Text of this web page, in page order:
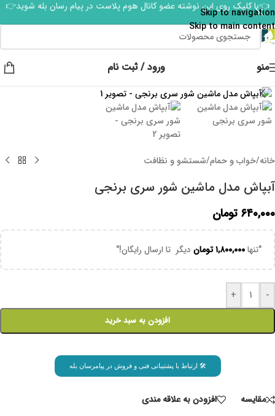
Skip to navigation
Skip to main content
👈با کلیک روی این نوشته عضو کانال هوم پلاست در پیام رسان بله شوید👉
منو ورود / ثبت نام
خانه/خواب و حمام/شستشو و نظافت
آبپاش مدل ماشین شور سری برنجی
۶۴۰,۰۰۰ تومان
"تنها۱,۸۰۰,۰۰۰تومان دیگر تا ارسال رایگان!"
-
+
افزودن به سبد خرید
🛠 ارتباط با پشتیبانی فنی و فروش در پیامرسان بله
مقايسه افزودن به علاقه مندی